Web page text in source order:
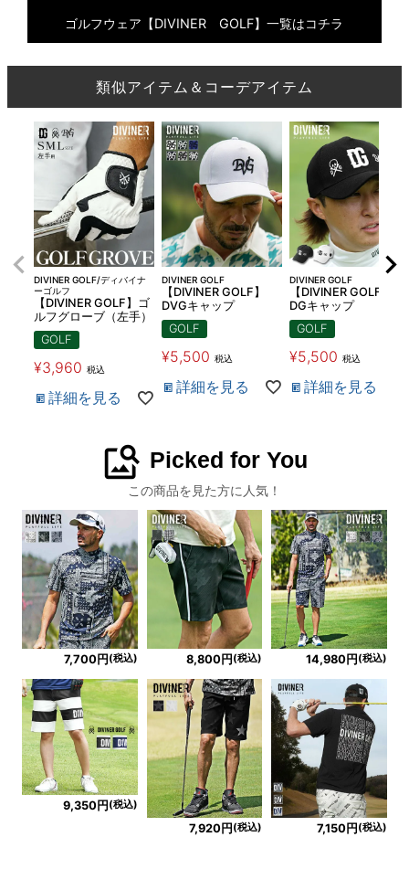
ゴルフウェア【DIVINER GOLF】一覧はコチラ
類似アイテム＆コーデアイテム
DIVINER GOLF/ディバイナ
ーゴルフ
【DIVINER GOLF】ゴ
ルフグローブ（左手）
GOLF
¥3,960 税込
詳細を見る
DIVINER GOLF
【DIVINER GOLF】
DVGキャップ
GOLF
¥5,500 税込
詳細を見る
DIVINER GOLF
【DIVINER GOLF】
DGキャップ
GOLF
¥5,500 税込
詳細を見る
image_search Picked for You
この商品を見た方に人気！
7,700円 (税込) 8,800円 (税込) 14,980円 (税込)
9,350円(税込)
7,920円 (税込) 7,150円 (税込)